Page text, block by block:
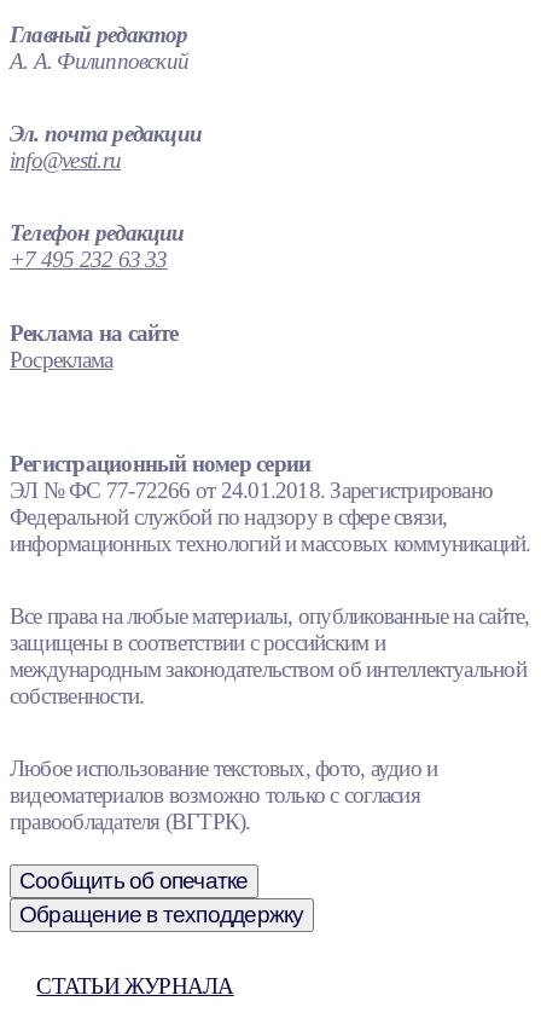
Главный редактор
А. А. Филипповский
Эл. почта редакции
info@vesti.ru
Телефон редакции
+7 495 232 63 33
Реклама на сайте
Росреклама
Регистрационный номер серии
ЭЛ № ФС 77-72266 от 24.01.2018. Зарегистрировано
Федеральной службой по надзору в сфере связи,
информационных технологий и массовых коммуникаций.
Все права на любые материалы, опубликованные на сайте,
защищены в соответствии с российским и
международным законодательством об интеллектуальной
собственности.
Любое использование текстовых, фото, аудио и
видеоматериалов возможно только с согласия
правообладателя (ВГТРК).
Сообщить об опечатке
Обращение в техподдержку
СТАТЬИ ЖУРНАЛА